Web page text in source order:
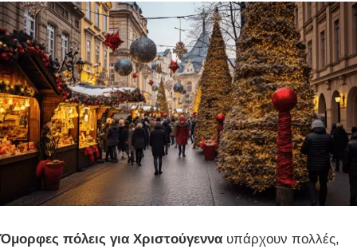
Όμορφες πόλεις για Χριστούγεννα υπάρχουν πολλές,